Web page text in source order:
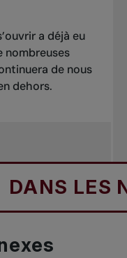
a déjà eu
nombreuses
de nous
dehors.
LES